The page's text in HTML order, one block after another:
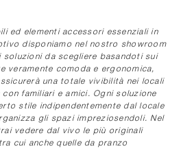
ed elementi accessori essenziali in
disponiamo nel nostro showroom
soluzioni da scegliere basandoti sui
veramente comoda e ergonomica,
una totale vivibilità nei locali
familiari e amici. Ogni soluzione
stile indipendentemente dal locale
gli spazi impreziosendoli. Nel
vedere dal vivo le più originali
cui anche quelle da pranzo